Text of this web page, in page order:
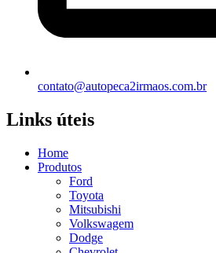
contato@autopeca2irmaos.com.br
Links úteis
Home
Produtos
Ford
Toyota
Mitsubishi
Volkswagem
Dodge